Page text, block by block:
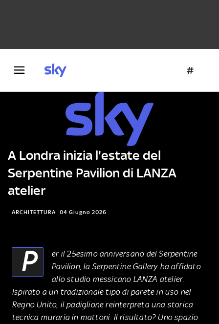
A Londra inizia l'estate del
Serpentine Pavilion di LANZA
atelier
ARCHITETTURA 04 Giugno 2026
P
er il 25esimo anniversario del Serpentine
Pavilion, la Serpentine Gallery ha affidato
allo studio messicano LANZA atelier.
Ispirato a un tradizionale tipo di parete in uso nel
Regno Unito, il padiglione reinterpreta una storica
tecnica muraria in mattoni. Il risultato? Uno spazio